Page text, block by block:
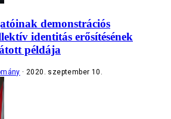
demonstrációs
identitás erősítésének
példája
2020. szeptember 10.